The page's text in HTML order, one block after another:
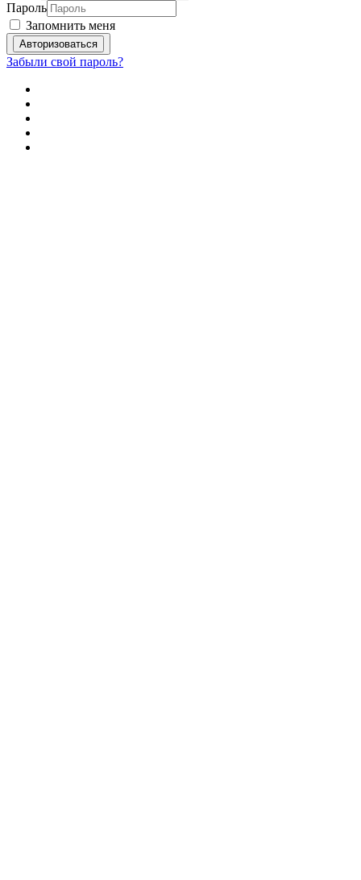
Пароль
Запомнить меня
Забыли свой пароль?